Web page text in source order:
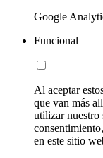
Google
Funcional
Al aceptar
que van más
utilizar
en este sitio